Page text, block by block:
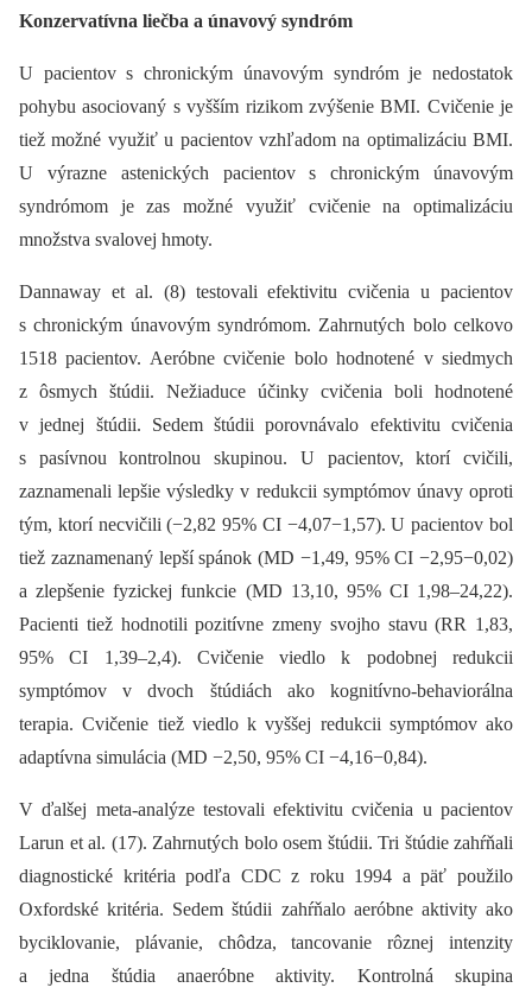
Konzervatívna liečba a únavový syndróm
U pacientov s chronickým únavovým syndróm je nedostatok
pohybu asociovaný s vyšším rizikom zvýšenie BMI. Cvičenie je
tiež možné využiť u pacientov vzhľadom na optimalizáciu BMI.
U výrazne astenických pacientov s chronickým únavovým
syndrómom je zas možné využiť cvičenie na optimalizáciu
množstva svalovej hmoty.
Dannaway et al. (8) testovali efektivitu cvičenia u pacientov
s chronickým únavovým syndrómom. Zahrnutých bolo celkovo
1518 pacientov. Aeróbne cvičenie bolo hodnotené v siedmych
z ôsmych štúdii. Nežiaduce účinky cvičenia boli hodnotené
v jednej štúdii. Sedem štúdii porovnávalo efektivitu cvičenia
s pasívnou kontrolnou skupinou. U pacientov, ktorí cvičili,
zaznamenali lepšie výsledky v redukcii symptómov únavy oproti
tým, ktorí necvičili (−2,82 95% CI −4,07−1,57). U pacientov bol
tiež zaznamenaný lepší spánok (MD −1,49, 95% CI −2,95−0,02)
a zlepšenie fyzickej funkcie (MD 13,10, 95% CI 1,98–24,22).
Pacienti tiež hodnotili pozitívne zmeny svojho stavu (RR 1,83,
95% CI 1,39–2,4). Cvičenie viedlo k podobnej redukcii
symptómov v dvoch štúdiách ako kognitívno-behaviorálna
terapia. Cvičenie tiež viedlo k vyššej redukcii symptómov ako
adaptívna simulácia (MD −2,50, 95% CI −4,16−0,84).
V ďalšej meta-analýze testovali efektivitu cvičenia u pacientov
Larun et al. (17). Zahrnutých bolo osem štúdii. Tri štúdie zahŕňali
diagnostické kritéria podľa CDC z roku 1994 a päť použilo
Oxfordské kritéria. Sedem štúdii zahŕňalo aeróbne aktivity ako
byciklovanie, plávanie, chôdza, tancovanie rôznej intenzity
a jedna štúdia anaeróbne aktivity. Kontrolná skupina